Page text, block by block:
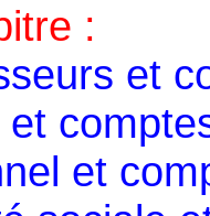
:
et
et